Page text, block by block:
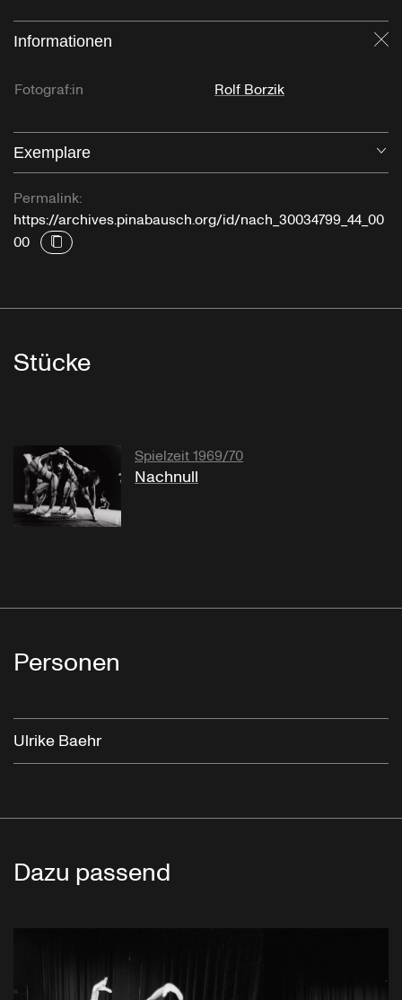
Informationen
Fotograf:in Rolf Borzik
Exemplare
Permalink:
https://archives.pinabausch.org/id/nach_30034799_44_00
00
Stücke
Spielzeit 1969/70
Nachnull
Personen
Ulrike Baehr
Dazu passend